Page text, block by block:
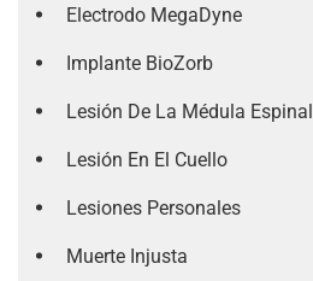
Electrodo MegaDyne
Implante BioZorb
Lesión De La Médula Espinal
Lesión En El Cuello
Lesiones Personales
Muerte Injusta